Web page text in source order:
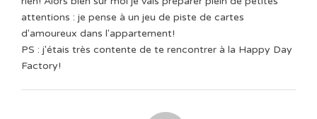
attentions : je pense à un jeu de piste de cartes
d'amoureux dans l'appartement!
PS : j'étais très contente de te rencontrer à la Happy Day
Factory!